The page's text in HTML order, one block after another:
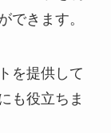
できます。
を提供して
も役立ちま